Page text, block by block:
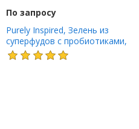
По запросу
Purely Inspired, Зелень из
суперфудов с пробиотиками,
100 растительных капсул